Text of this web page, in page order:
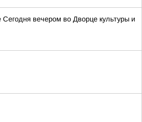
вечером во Дворце культуры и